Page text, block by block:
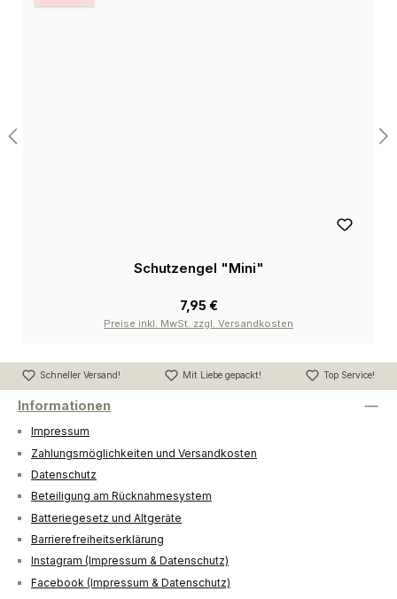
Schutzengel "Mini"
7,95 €
Preise inkl. MwSt. zzgl. Versandkosten
Schneller Versand! Mit Liebe gepackt! Top Service!
Informationen
Impressum
Zahlungsmöglichkeiten und Versandkosten
Datenschutz
Beteiligung am Rücknahmesystem
Batteriegesetz und Altgeräte
Barrierefreiheitserklärung
Instagram (Impressum & Datenschutz)
Facebook (Impressum & Datenschutz)